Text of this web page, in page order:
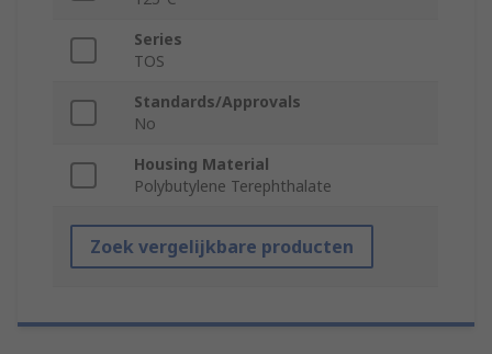
Series
TOS
Standards/Approvals
No
Housing Material
Polybutylene Terephthalate
Zoek vergelijkbare producten